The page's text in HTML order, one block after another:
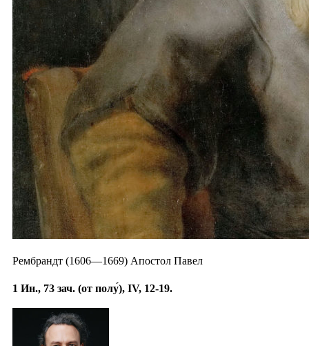
Рембрандт (1606—1669) Апостол Павел
1 Ин., 73 зач. (от полу́), IV, 12-19.